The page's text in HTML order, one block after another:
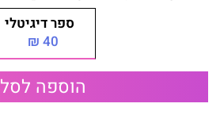
ספר דיגיטלי
40 ₪
הוספה לסל